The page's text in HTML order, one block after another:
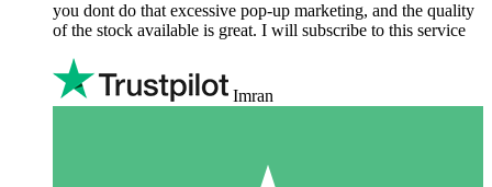
you dont do that excessive pop-up marketing, and the quality
of the stock available is great. I will subscribe to this service
Imran